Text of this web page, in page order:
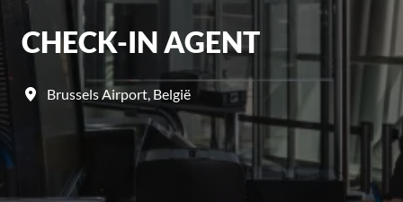
CHECK-IN AGENT
Brussels Airport, België